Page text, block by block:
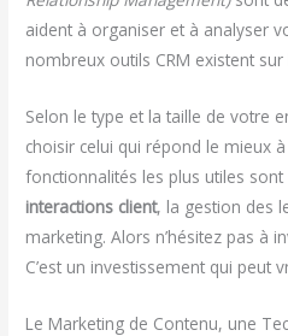
aident à organiser et à analyser
nombreux outils CRM existent sur
Selon le type et la taille de votre
choisir celui qui répond le mieux
fonctionnalités les plus utiles
interactions client, la gestion des
marketing. Alors n’hésitez pas à
C’est un investissement qui peut
Le Marketing de Contenu, une